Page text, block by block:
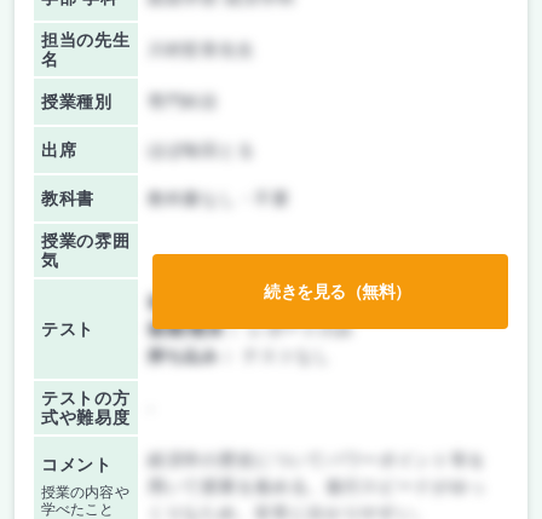
担当の先生
名
授業種別
出席 ほぼ毎回とる
教科書 教科書なし・不要
授業の雰囲
気
テスト
前期/中間：
レポートのみ
後期/期末：レポートのみ
持ち込み：
テストの方
式や難易度
コメント
授業の内容や
学べたこと
用いて授業を進める。進行スピードがゆっ
続きを見る（無料）